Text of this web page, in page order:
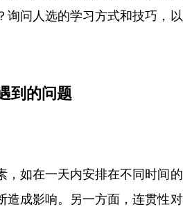
问人选的学习方式和技巧，
到的问题
如在一天内安排在不同时间
成影响。另一方面，连贯性